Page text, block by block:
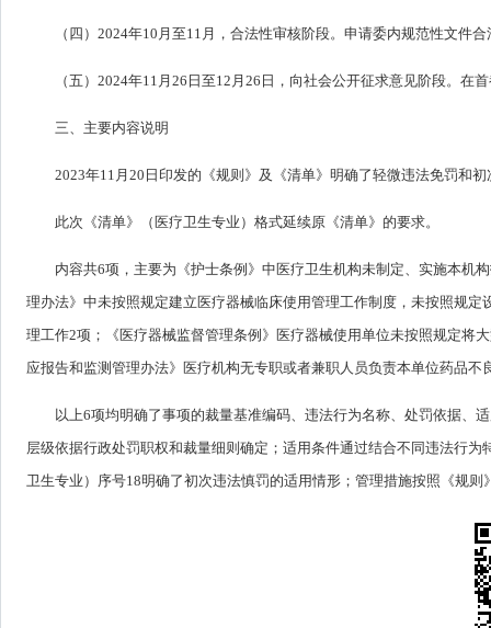
（四）2024年10月至11月，合法性审核阶段。申请委内规范性文件
（五）2024年11月26日至12月26日，向社会公开征求意见阶段。
三、主要内容说明
2023年11月20日印发的《规则》及《清单》明确了轻微违法免罚和
此次《清单》（医疗卫生专业）格式延续原《清单》的要求。
内容共6项，主要为《护士条例》中医疗卫生机构未制定、实施本机
理办法》中未按照规定建立医疗器械临床使用管理工作制度，未按照规
理工作2项；《医疗器械监督管理条例》医疗器械使用单位未按照规定将
应报告和监测管理办法》医疗机构无专职或者兼职人员负责本单位药品不
以上6项均明确了事项的裁量基准编码、违法行为名称、处罚依据、
层级依据行政处罚职权和裁量细则确定；适用条件通过结合不同违法行
卫生专业）序号18明确了初次违法慎罚的适用情形；管理措施按照《规则